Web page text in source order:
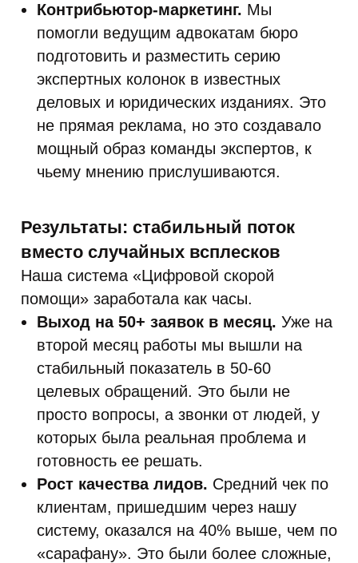
Контрибьютор-маркетинг. Мы
помогли ведущим адвокатам бюро
подготовить и разместить серию
экспертных колонок в известных
деловых и юридических изданиях. Это
не прямая реклама, но это создавало
мощный образ команды экспертов, к
чьему мнению прислушиваются.
Результаты: стабильный поток
вместо случайных всплесков
Наша система «Цифровой скорой
помощи» заработала как часы.
Выход на 50+ заявок в месяц. Уже на
второй месяц работы мы вышли на
стабильный показатель в 50-60
целевых обращений. Это были не
просто вопросы, а звонки от людей, у
которых была реальная проблема и
готовность ее решать.
Рост качества лидов. Средний чек по
клиентам, пришедшим через нашу
систему, оказался на 40% выше, чем по
«сарафану». Это были более сложные,